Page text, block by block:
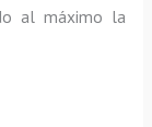
al máximo la